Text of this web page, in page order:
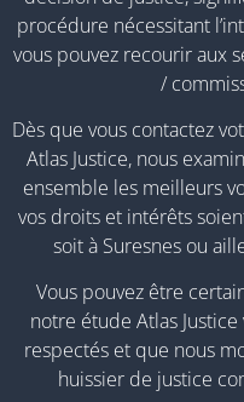
procédure nécessitant
vous pouvez recourir aux
/
Dès que vous contactez
Atlas Justice, nous
ensemble les meilleurs
vos droits et intérêts
soit à Suresnes ou
Vous pouvez être
notre étude Atlas
respectés et que nous
huissier de justice